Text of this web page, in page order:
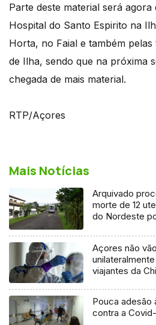
Parte deste material será agora
Hospital do Santo Espirito na
Horta, no Faial e também pelas
de Ilha, sendo que na próxima
chegada de mais material.
RTP/Açores
Mais Notícias
Arquivado
morte de 12
do Nordeste
Açores não
viajantes da
Pouca adesão